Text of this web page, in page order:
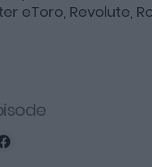
eToro, Revolute,